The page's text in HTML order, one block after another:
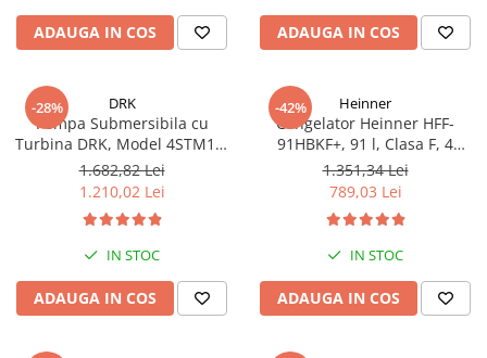
ADAUGA IN COS ADAUGA IN COS
-28% DRK
Pompa Submersibila cu
Turbina DRK, Model 4STM10-
12, ieșire pe 2 Țoli, refulare la
74 m, putere 1.8kW 2.5cp, 12
turbine, debit 14400 m/h
1.682,82 Lei
1.210,02 Lei
IN STOC
ADAUGA IN COS
-42% Heinner
Congelator Heinner HFF-
91HBKF+, 91 l, Clasa F, 4
sertare, Control mecanic, H 85
cm, Negru
1.351,34 Lei
789,03 Lei
IN STOC
ADAUGA IN COS